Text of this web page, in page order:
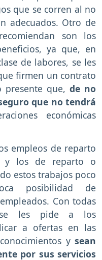
que se corren al no
adecuados. Otro de
son los
ya que, en
de labores, se les
firmen un contrato
presente que, de no
que no tendrá
económicas
empleos de reparto
y los de reparto o
estos trabajos poco
posibilidad de
Con todas
se les pide a los
a ofertas en las
y sean
por sus servicios